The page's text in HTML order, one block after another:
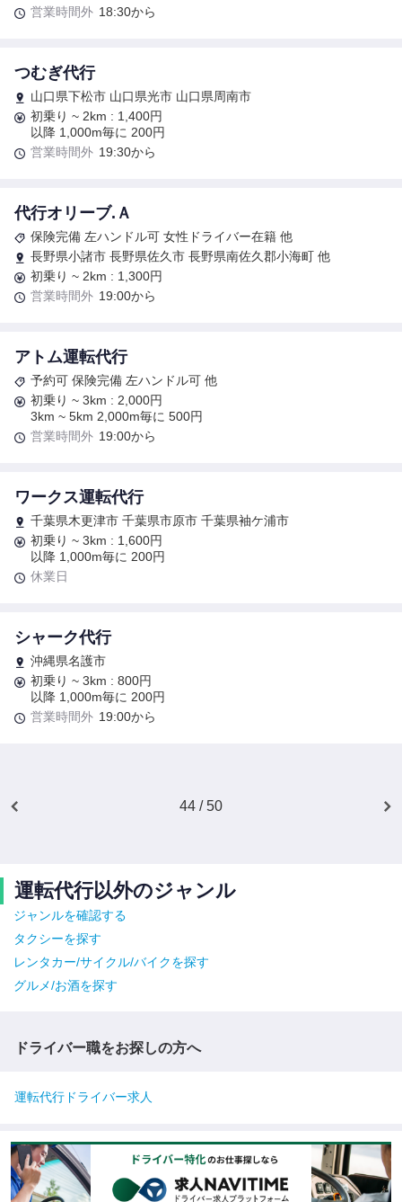
営業時間外 18:30から
つむぎ代行
山口県下松市 山口県光市 山口県周南市
初乗り ~ 2km : 1,400円
以降 1,000m毎に 200円
営業時間外 19:30から
代行オリーブ.Ａ
保険完備 左ハンドル可 女性ドライバー在籍 他
長野県小諸市 長野県佐久市 長野県南佐久郡小海町 他
初乗り ~ 2km : 1,300円
営業時間外 19:00から
アトム運転代行
予約可 保険完備 左ハンドル可 他
初乗り ~ 3km : 2,000円
3km ~ 5km 2,000m毎に 500円
営業時間外 19:00から
ワークス運転代行
千葉県木更津市 千葉県市原市 千葉県袖ケ浦市
初乗り ~ 3km : 1,600円
以降 1,000m毎に 200円
休業日
シャーク代行
沖縄県名護市
初乗り ~ 3km : 800円
以降 1,000m毎に 200円
営業時間外 19:00から
44 / 50
運転代行以外のジャンル
ジャンルを確認する
タクシーを探す
レンタカー/サイクル/バイクを探す
グルメ/お酒を探す
ドライバー職をお探しの方へ
運転代行ドライバー求人